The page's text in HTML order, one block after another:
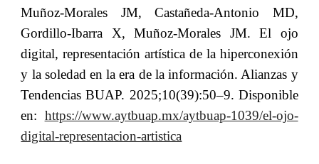
Muñoz-Morales JM, Castañeda-Antonio MD,
Gordillo-Ibarra X, Muñoz-Morales JM. El ojo
digital, representación artística de la hiperconexión
y la soledad en la era de la información. Alianzas y
Tendencias BUAP. 2025;10(39):50–9. Disponible
en: https://www.aytbuap.mx/aytbuap-1039/el-ojo-
digital-representacion-artistica